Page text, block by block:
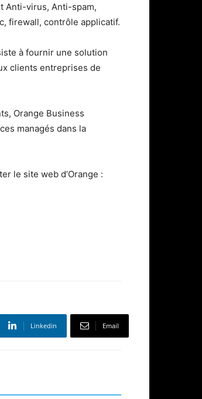
Anti-virus, Anti-spam,
firewall, contrôle applicatif.
à fournir une solution
clients entreprises de
Orange Business
managés dans la
le site web d’Orange :
Linkedin Email